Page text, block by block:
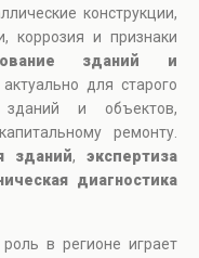
конструкции,
коррозия и признаки
зданий и
для старого
и объектов,
ремонту.
зданий, экспертиза
диагностика
в регионе играет